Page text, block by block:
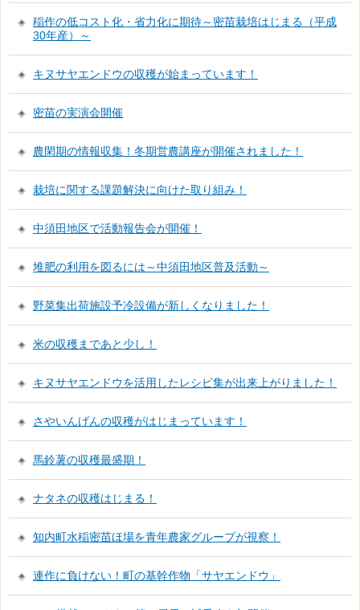
稲作の低コスト化・省力化に期待～密苗栽培はじまる（平成
30年産）～
キヌサヤエンドウの収穫が始まっています！
密苗の実演会開催
農閑期の情報収集！冬期営農講座が開催されました！
栽培に関する課題解決に向けた取り組み！
中須田地区で活動報告会が開催！
堆肥の利用を図るには～中須田地区普及活動～
野菜集出荷施設予冷設備が新しくなりました！
米の収穫まであと少し！
キヌサヤエンドウを活用したレシピ集が出来上がりました！
さやいんげんの収穫がはじまっています！
馬鈴薯の収穫最盛期！
ナタネの収穫はじまる！
知内町水稲密苗ほ場を青年農家グループが視察！
連作に負けない！町の基幹作物「サヤエンドウ」